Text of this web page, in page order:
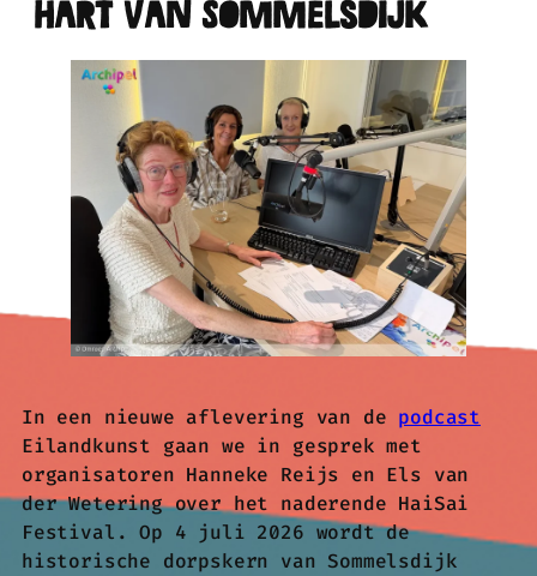
Hart Van Sommelsdijk
In een nieuwe aflevering van de podcast
Eilandkunst gaan we in gesprek met
organisatoren Hanneke Reijs en Els van
der Wetering over het naderende HaiSai
Festival. Op 4 juli 2026 wordt de
historische dorpskern van Sommelsdijk